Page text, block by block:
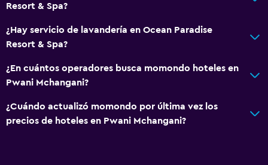
Resort & Spa?
¿Hay servicio de lavandería en Ocean Paradise
Resort & Spa?
¿En cuántos operadores busca momondo hoteles en
Pwani Mchangani?
¿Cuándo actualizó momondo por última vez los
precios de hoteles en Pwani Mchangani?